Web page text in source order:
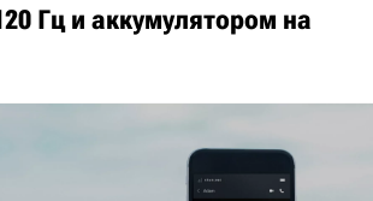
Гц и аккумулятором на